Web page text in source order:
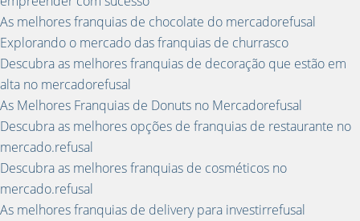
As melhores franquias de chocolate do mercadorefusal
Explorando o mercado das franquias de churrasco
Descubra as melhores franquias de decoração que estão em
alta no mercadorefusal
As Melhores Franquias de Donuts no Mercadorefusal
Descubra as melhores opções de franquias de restaurante no
mercado.refusal
Descubra as melhores franquias de cosméticos no
mercado.refusal
As melhores franquias de delivery para investirrefusal